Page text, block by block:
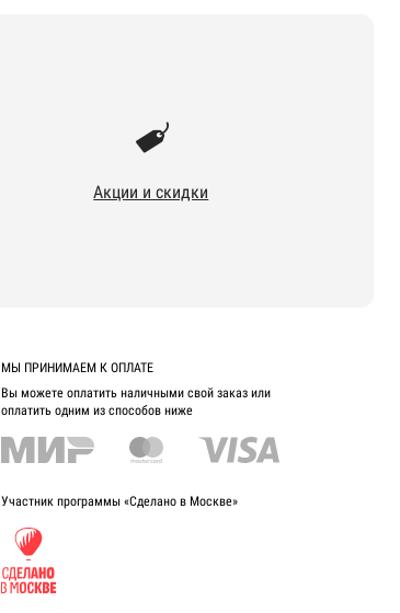
Акции и скидки
МЫ ПРИНИМАЕМ К ОПЛАТЕ
Вы можете оплатить наличными свой заказ или
оплатить одним из способов ниже
Участник программы «Сделано в Москве»